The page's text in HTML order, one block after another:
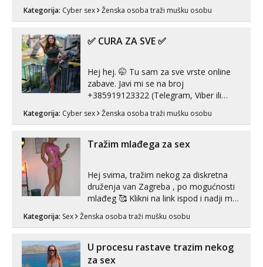
MLADA vražica koja ima 100%
prorodne grudi, 💦 Misli su mi uvijek
U mojoj raznolikoj ponudi možeš
Kategorija: Cyber sex Ženska osoba traži mušku osobu
✅ CURA ZA SVE ✅
Hej hej. 🤭 Tu sam za sve vrste online
zabave. Javi mi se na broj
+385919123322 (Telegram, Viber ili
Whatsapp). 🤙 NE javljaj se na uzivo.
Hvala.
Kategorija: Cyber sex Ženska osoba traži mušku osobu
Tražim mlađega za sex
Hej svima, tražim nekog za diskretna
druženja van Zagreba , po mogućnosti
mlađeg 🥰 Klikni na link ispod i nadji me
Kategorija: Sex Ženska osoba traži mušku osobu
U procesu rastave trazim nekog
za sex